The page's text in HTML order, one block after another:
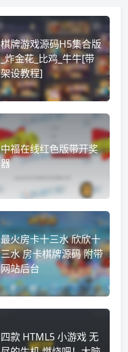
棋牌游戏源码H5集合版
_炸金花_比鸡_牛牛[带
架设教程]
中福在线红色版带开奖
器
最火房卡十三水 欣欣十
三水 房卡棋牌源码 附带
网站后台
四款 HTML5 小游戏 无